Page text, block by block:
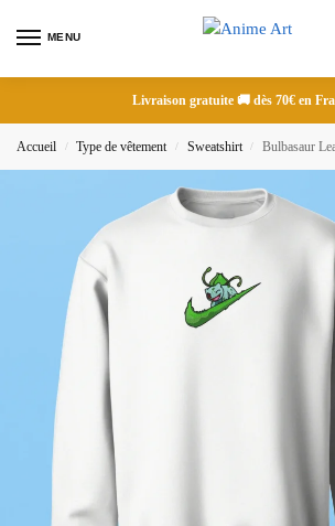
MENU
Livraison gratuite 🚚 dès 70€ en
Accueil / Type de vêtement / Sweatshirt / Bulbasaur Leaf